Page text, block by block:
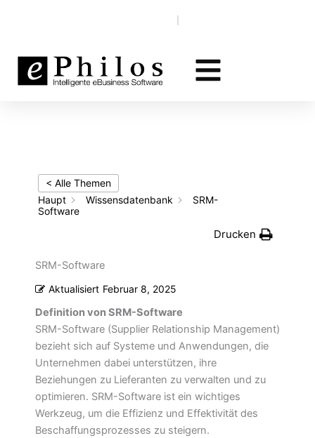
< Alle Themen
Haupt
Wissensdatenbank
SRM-
Software
Drucken
SRM-Software
Aktualisiert Februar 8, 2025
Definition von SRM-Software
SRM-Software (Supplier Relationship Management)
bezieht sich auf Systeme und Anwendungen, die
Unternehmen dabei unterstützen, ihre
Beziehungen zu Lieferanten zu verwalten und zu
optimieren. SRM-Software ist ein wichtiges
Werkzeug, um die Effizienz und Effektivität des
Beschaffungsprozesses zu steigern.